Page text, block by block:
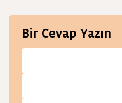
Bir Cevap Yazın